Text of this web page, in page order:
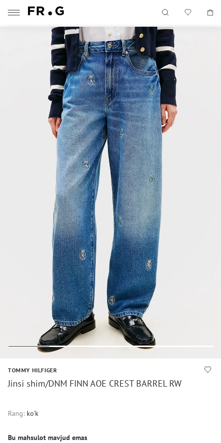
TOMMY HILFIGER
Jinsi shim/DNM FINN AOE CREST BARREL RW
Rang: ko'k
Bu mahsulot mavjud emas